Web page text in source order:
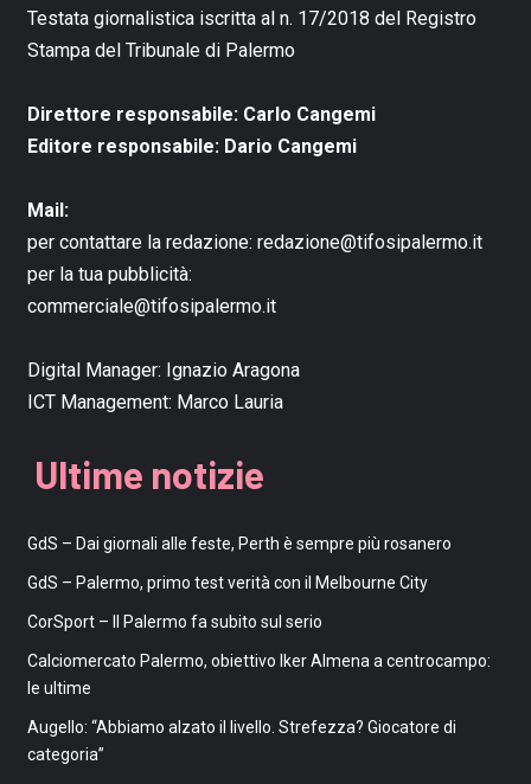
Testata giornalistica iscritta al n. 17/2018 del Registro
Stampa del Tribunale di Palermo
Direttore responsabile: Carlo Cangemi
Editore responsabile: Dario Cangemi
Mail:
per contattare la redazione: redazione@tifosipalermo.it
per la tua pubblicità:
commerciale@tifosipalermo.it
Digital Manager: Ignazio Aragona
ICT Management: Marco Lauria
Ultime notizie
GdS – Dai giornali alle feste, Perth è sempre più rosanero
GdS – Palermo, primo test verità con il Melbourne City
CorSport – Il Palermo fa subito sul serio
Calciomercato Palermo, obiettivo Iker Almena a centrocampo:
le ultime
Augello: “Abbiamo alzato il livello. Strefezza? Giocatore di
categoria”